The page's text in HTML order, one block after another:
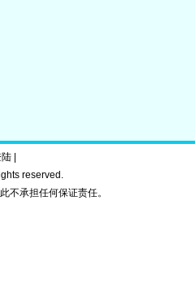
|
reserved.
不承担任何保证责任。